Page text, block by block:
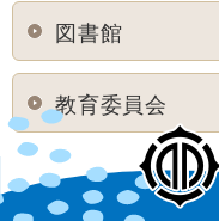
図書館
教育委員会